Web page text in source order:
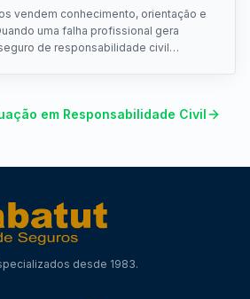
vendem conhecimento, orientação e
uma falha profissional gera
de responsabilidade civil
em Responsabilidade Civil
desde 1983.